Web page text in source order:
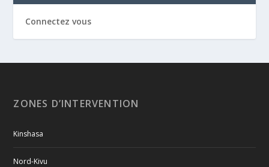
Connectez vous
ZONES D’INTERVENTION
Kinshasa
Nord-Kivu